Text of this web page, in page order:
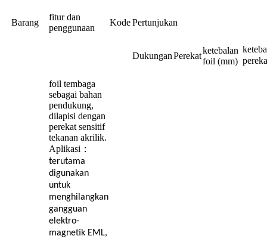
Barang
fitur dan
penggunaan
KodePertunjukan
DukunganPerekat
ketebalan
foil (mm)
foil tembaga
sebagai bahan
pendukung,
dilapisi dengan
perekat sensitif
tekanan akrilik.
Aplikasi ：
terutama
digunakan
untuk
menghilangkan
gangguan
elektro-
magnetik EML,